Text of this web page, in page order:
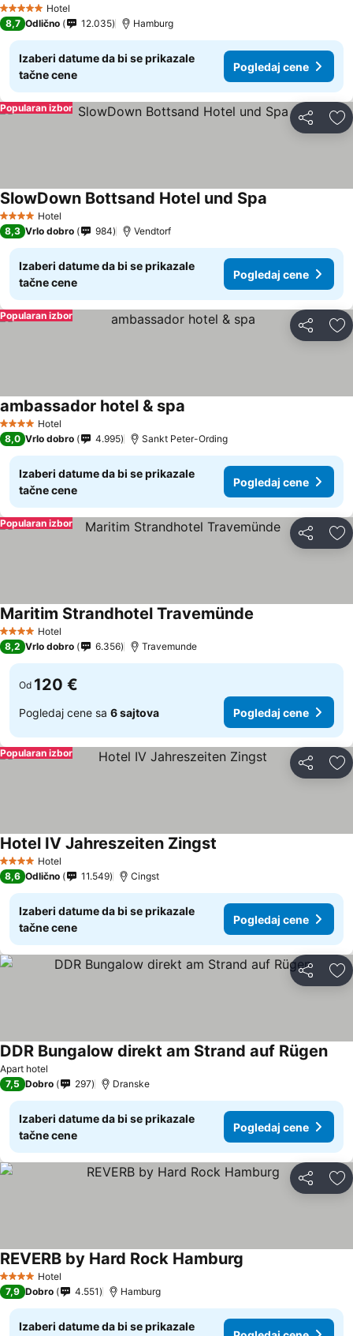
5 ZvezdiceHotel
8,7 Odlično 12.035 Hamburg
Izaberi datume da bi se prikazale
tačne cene
Pogledaj cene
Deli
Popularan izbor
4 ZvezdiceHotel
SlowDown Bottsand Hotel und Spa
8,3 Vrlo dobro 984 Vendtorf
Izaberi datume da bi se prikazale
tačne cene
Pogledaj cene
Deli
Popularan izbor
4 ZvezdiceHotel
ambassador hotel & spa
8,0 Vrlo dobro 4.995 Sankt Peter-Ording
Izaberi datume da bi se prikazale
tačne cene
Pogledaj cene
Deli
Popularan izbor
4 ZvezdiceHotel
Maritim Strandhotel Travemünde
8,2 Vrlo dobro 6.356 Travemunde
Od 120 €
Pogledaj cene sa 6 sajtova Pogledaj cene
Deli
Popularan izbor
4 ZvezdiceHotel
Hotel IV Jahreszeiten Zingst
8,6 Odlično 11.549 Cingst
Izaberi datume da bi se prikazale
tačne cene
Pogledaj cene
Deli
Apart hotel
DDR Bungalow direkt am Strand auf Rügen
7,5 Dobro 297 Dranske
Izaberi datume da bi se prikazale
tačne cene
Pogledaj cene
Deli
4 ZvezdiceHotel
REVERB by Hard Rock Hamburg
7,9 Dobro 4.551 Hamburg
Izaberi datume da bi se prikazale